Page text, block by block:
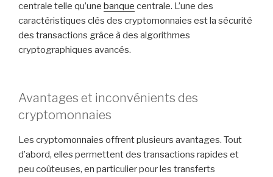
centrale telle qu’une banque centrale. L’une des
caractéristiques clés des cryptomonnaies est la sécurité
des transactions grâce à des algorithmes
cryptographiques avancés.
Avantages et inconvénients des
cryptomonnaies
Les cryptomonnaies offrent plusieurs avantages. Tout
d’abord, elles permettent des transactions rapides et
peu coûteuses, en particulier pour les transferts